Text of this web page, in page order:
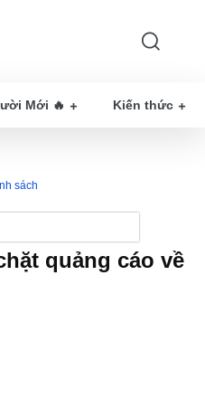
Mới 🔥 Kiến thức
sách
quảng cáo về